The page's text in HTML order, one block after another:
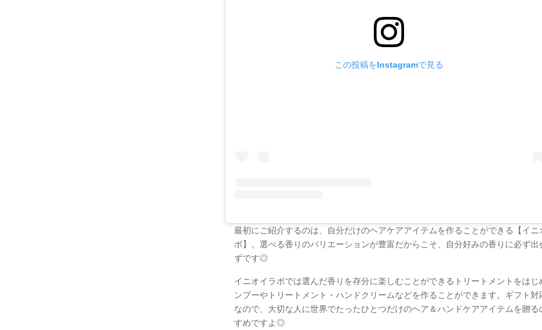
この投稿をInstagramで見る
最初にご紹介するのは、自分だけのヘアケアアイテムを作ることができる【イニ
ボ】。選べる香りのバリエーションが豊富だからこそ、自分好みの香りに必ず出
ずです◎
イニオイラボでは選んだ香りを存分に楽しむことができるトリートメントをはじ
ンプーやトリートメント・ハンドクリームなどを作ることができます。ギフト対
なので、大切な人に世界でたったひとつだけのヘア＆ハンドケアアイテムを贈る
すめですよ◎